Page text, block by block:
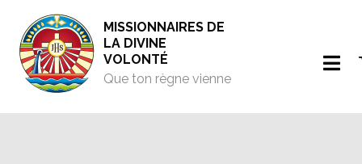
MISSIONNAIRES DE
LA DIVINE
VOLONTÉ
Que ton règne vienne